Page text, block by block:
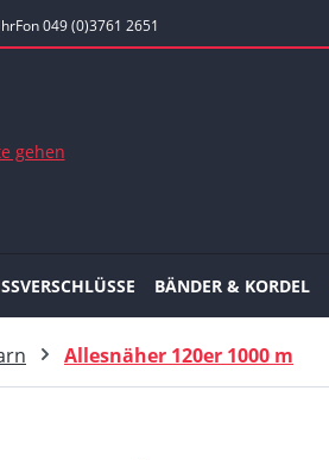
springen
Fon 049 (0)3761 2651
BÄNDER & KORDEL
Allesnäher 120er 1000 m